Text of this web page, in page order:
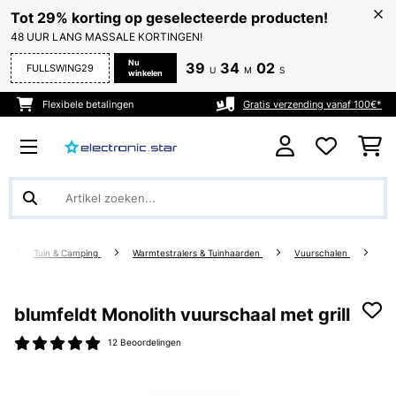
Tot 29% korting op geselecteerde producten!
48 UUR LANG MASSALE KORTINGEN!
FULLSWING29
Nu
winkelen
39 U 34 M 02 S
Flexibele betalingen Gratis verzending vanaf 100€*
Tuin & Camping Warmtestralers & Tuinhaarden Vuurschalen
blumfeldt Monolith vuurschaal met grill
12 Beoordelingen